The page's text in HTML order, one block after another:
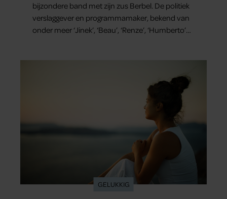
bijzondere band met zijn zus Berbel. De politiek
verslaggever en programmamaker, bekend van
onder meer ‘Jinek’, ‘Beau’, ‘Renze’, ‘Humberto’
GELUKKIG